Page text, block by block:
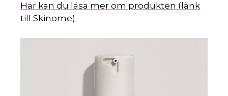
Här kan du läsa mer om produkten (länk
till Skinome).